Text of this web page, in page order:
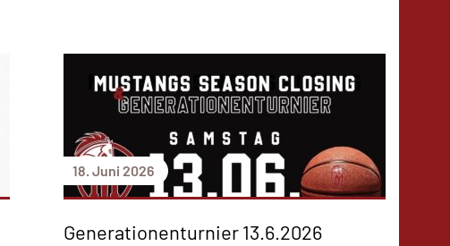
18. Juni 2026
Generationenturnier 13.6.2026